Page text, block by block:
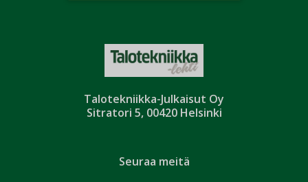
Talotekniikka-Julkaisut Oy
Sitratori 5, 00420 Helsinki
Seuraa meitä